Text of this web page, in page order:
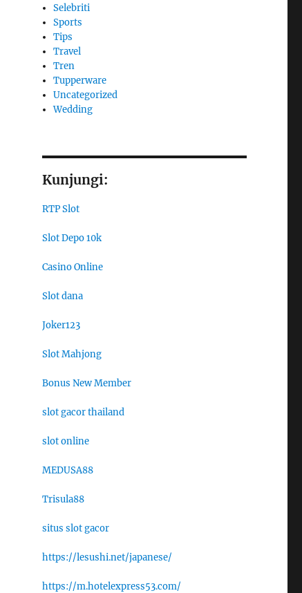
Selebriti
Sports
Tips
Travel
Tren
Tupperware
Uncategorized
Wedding
Kunjungi:
RTP Slot
Slot Depo 10k
Casino Online
Slot dana
Joker123
Slot Mahjong
Bonus New Member
slot gacor thailand
slot online
MEDUSA88
Trisula88
situs slot gacor
https://lesushi.net/japanese/
https://m.hotelexpress53.com/